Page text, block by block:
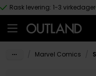
Hopp til hovedinnhold
Rask levering: 1-3 virkedager
Marvel Comics